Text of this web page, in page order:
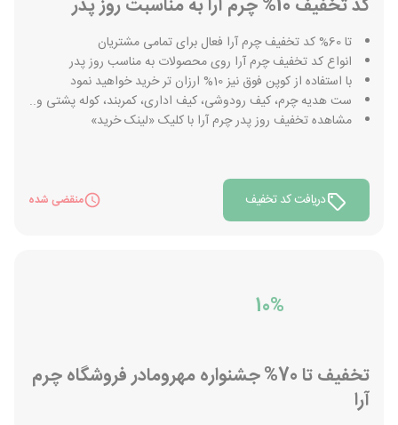
تا 60% کد تخفیف چرم آرا فعال برای تمامی مشتریان
انواع کد تخفیف چرم آرا روی محصولات به مناسب روز پدر
با استفاده از کوپن فوق نیز 10% ارزان تر خرید خواهید نمود
ست هدیه چرم، کیف رودوشی، کیف اداری، کمربند، کوله پشتی و..
مشاهده تخفیف روز پدر چرم آرا با کلیک «لینک خرید»
دریافت کد تخفیف منقضی شده
10%
تخفیف تا 70% جشنواره مهرومادر فروشگاه چرم
آرا